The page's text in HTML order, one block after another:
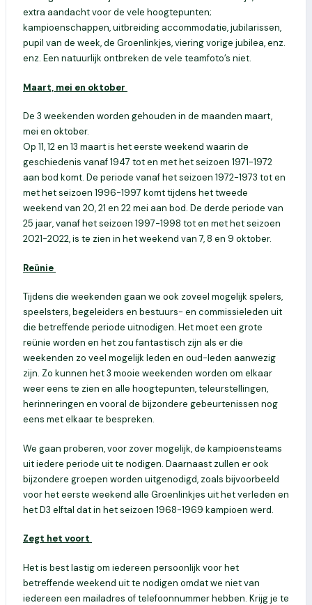
extra aandacht voor de vele hoogtepunten;
kampioenschappen, uitbreiding accommodatie, jubilarissen,
pupil van de week, de Groenlinkjes, viering vorige jubilea, enz.
enz. Een natuurlijk ontbreken de vele teamfoto’s niet.
Maart, mei en oktober
De 3 weekenden worden gehouden in de maanden maart,
mei en oktober.
Op 11, 12 en 13 maart is het eerste weekend waarin de
geschiedenis vanaf 1947 tot en met het seizoen 1971-1972
aan bod komt. De periode vanaf het seizoen 1972-1973 tot en
met het seizoen 1996-1997 komt tijdens het tweede
weekend van 20, 21 en 22 mei aan bod. De derde periode van
25 jaar, vanaf het seizoen 1997-1998 tot en met het seizoen
2021-2022, is te zien in het weekend van 7, 8 en 9 oktober.
Reünie
Tijdens die weekenden gaan we ook zoveel mogelijk spelers,
speelsters, begeleiders en bestuurs- en commissieleden uit
die betreffende periode uitnodigen. Het moet een grote
reünie worden en het zou fantastisch zijn als er die
weekenden zo veel mogelijk leden en oud-leden aanwezig
zijn. Zo kunnen het 3 mooie weekenden worden om elkaar
weer eens te zien en alle hoogtepunten, teleurstellingen,
herinneringen en vooral de bijzondere gebeurtenissen nog
eens met elkaar te bespreken.
We gaan proberen, voor zover mogelijk, de kampioensteams
uit iedere periode uit te nodigen. Daarnaast zullen er ook
bijzondere groepen worden uitgenodigd, zoals bijvoorbeeld
voor het eerste weekend alle Groenlinkjes uit het verleden en
het D3 elftal dat in het seizoen 1968-1969 kampioen werd.
Zegt het voort
Het is best lastig om iedereen persoonlijk voor het
betreffende weekend uit te nodigen omdat we niet van
iedereen een mailadres of telefoonnummer hebben. Krijg je te